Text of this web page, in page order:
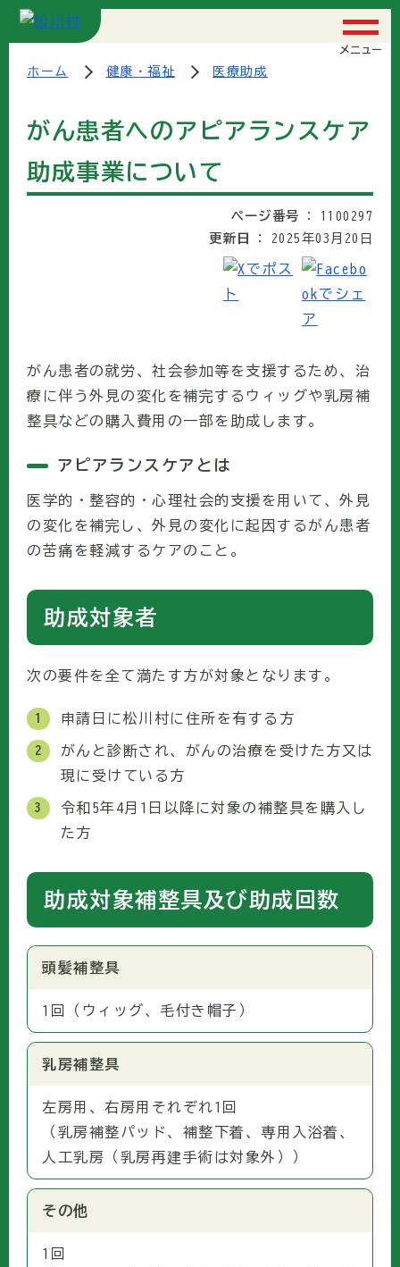
メニュー
ホーム 健康・福祉 医療助成
がん患者へのアピアランスケア
助成事業について
ページ番号
1100297
更新日
2025年03月20日
がん患者の就労、社会参加等を支援するため、治
療に伴う外見の変化を補完するウィッグや乳房補
整具などの購入費用の一部を助成します。
アピアランスケアとは
医学的・整容的・心理社会的支援を用いて、外見
の変化を補完し、外見の変化に起因するがん患者
の苦痛を軽減するケアのこと。
助成対象者
次の要件を全て満たす方が対象となります。
申請日に松川村に住所を有する方
がんと診断され、がんの治療を受けた方又は
現に受けている方
令和5年4月1日以降に対象の補整具を購入し
た方
助成対象補整具及び助成回数
頭髪補整具
1回（ウィッグ、毛付き帽子）
乳房補整具
左房用、右房用それぞれ1回
（乳房補整パッド、補整下着、専用入浴着、
人工乳房（乳房再建手術は対象外））
その他
1回